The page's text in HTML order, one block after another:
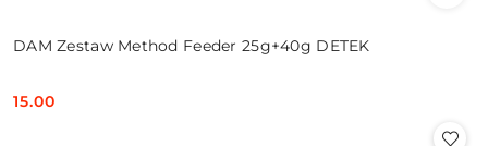
DAM Zestaw Method Feeder 25g+40g DETEK
Cena:
15.00